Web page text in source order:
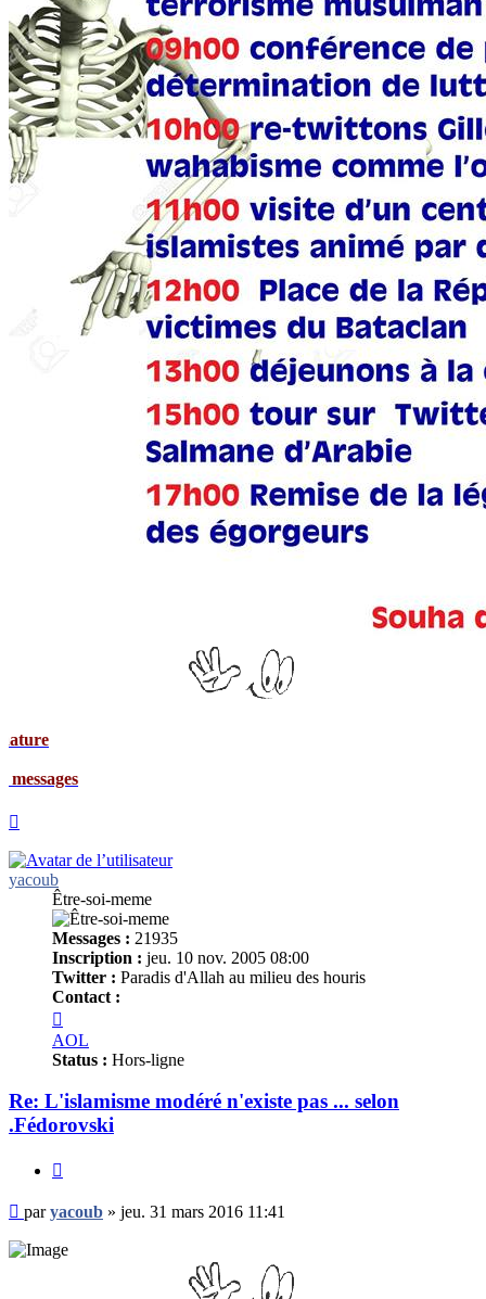
yacoub
Être-soi-meme
Messages : 21935
Inscription : jeu. 10 nov. 2005 08:00
Twitter : Paradis d'Allah au milieu des houris
Contact :
yacoub
AOL
Status : Hors-ligne
Re: L'islamisme modéré n'existe pas ... selon
.Fédorovski
Message
non
lu
paryacoub » jeu. 31 mars 2016 11:41